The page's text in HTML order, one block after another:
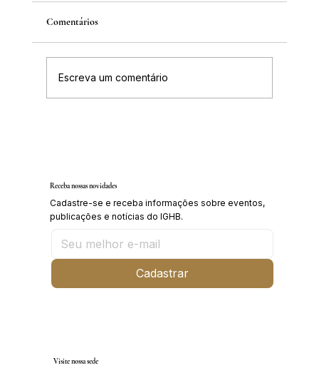
Comentários
Escreva um comentário
Receba nossas novidades
Cadastre-se e receba informações sobre eventos,
publicações e notícias do IGHB.
Cadastrar
Visite nossa sede